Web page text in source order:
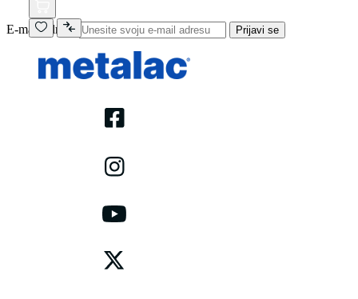
E-mail adresa Prijavi se